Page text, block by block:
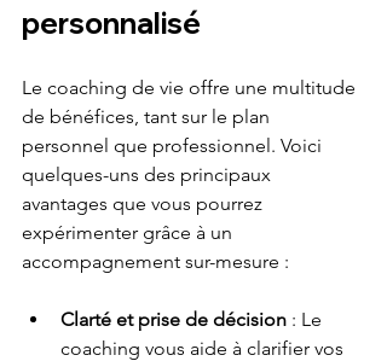
personnalisé
Le coaching de vie offre une multitude
de bénéfices, tant sur le plan
personnel que professionnel. Voici
quelques-uns des principaux
avantages que vous pourrez
expérimenter grâce à un
accompagnement sur-mesure :
Clarté et prise de décision : Le
coaching vous aide à clarifier vos